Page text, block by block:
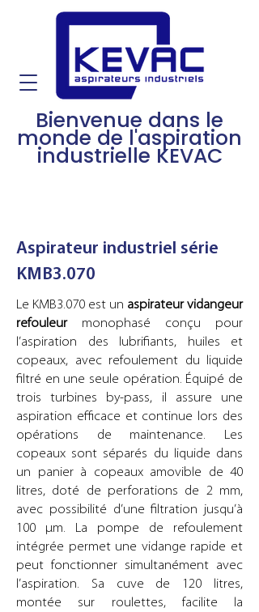
Bienvenue dans le
monde de l'aspiration
industrielle KEVAC
Aspirateur industriel série
KMB3.070
Le KMB3.070 est un aspirateur vidangeur
refouleurmonophasé conçu pour
l’aspiration des lubrifiants, huiles et
copeaux, avec refoulement du liquide
filtré en une seule opération. Équipé de
trois turbines by-pass, il assure une
aspiration efficace et continue lors des
opérations de maintenance. Les
copeaux sont séparés du liquide dans
un panier à copeaux amovible de 40
litres, doté de perforations de 2 mm,
avec possibilité d’une filtration jusqu’à
100 µm. La pompe de refoulement
intégrée permet une vidange rapide et
peut fonctionner simultanément avec
l’aspiration. Sa cuve de 120 litres,
montée sur roulettes, facilite la